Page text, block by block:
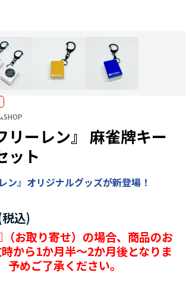
SHOP
リーレン』 麻雀牌キー
ット
ン』オリジナルグッズが新登場！
お取り寄せ）の場合、商品のお
から1か月半～2か月後となりま
予めご了承ください。